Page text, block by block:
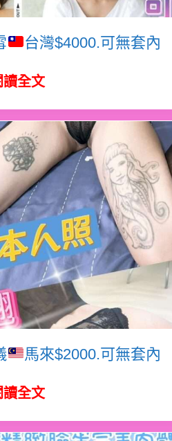
台灣$4000.可無套內
讀全文
馬來$2000.可無套內
讀全文